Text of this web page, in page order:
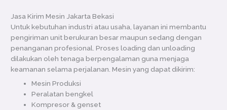
Jasa Kirim Mesin Jakarta Bekasi
Untuk kebutuhan industri atau usaha, layanan ini membantu
pengiriman unit berukuran besar maupun sedang dengan
penanganan profesional. Proses loading dan unloading
dilakukan oleh tenaga berpengalaman guna menjaga
keamanan selama perjalanan. Mesin yang dapat dikirim:
Mesin Produksi
Peralatan bengkel
Kompresor & genset